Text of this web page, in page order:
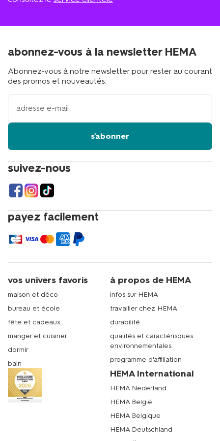
suivez-nous
payez facilement
abonnez-vous à la newsletter HEMA
Abonnez-vous à notre newsletter pour rester au courant
des promos et nouveautés.
votre
adresse
s'abonner
vos univers favoris
maison et déco
bureau et école
fête et cadeaux
manger et cuisiner
dormir
bain
à propos de HEMA
infos sur HEMA
travailler chez HEMA
durabilité
qualités et caractérisques
environnementales
programme d'affiliation
HEMA International
HEMA Nederland
HEMA België
HEMA Belgique
HEMA Deutschland